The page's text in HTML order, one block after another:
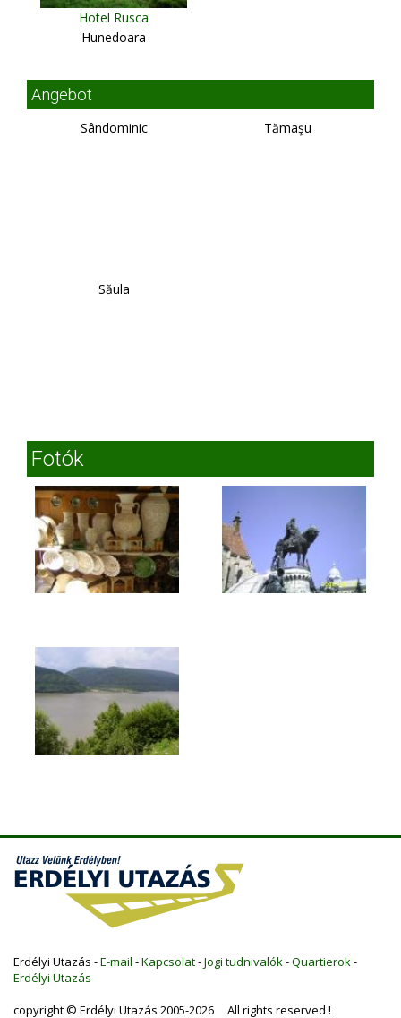
Hotel Rusca
Hunedoara
Angebot
Sândominic Tămaşu
Săula
Fotók
Erdélyi Utazás -E-mail -Kapcsolat-Jogi tudnivalók-Quartierok-
Erdélyi Utazás
copyright © Erdélyi Utazás 2005-2026 All rights reserved !